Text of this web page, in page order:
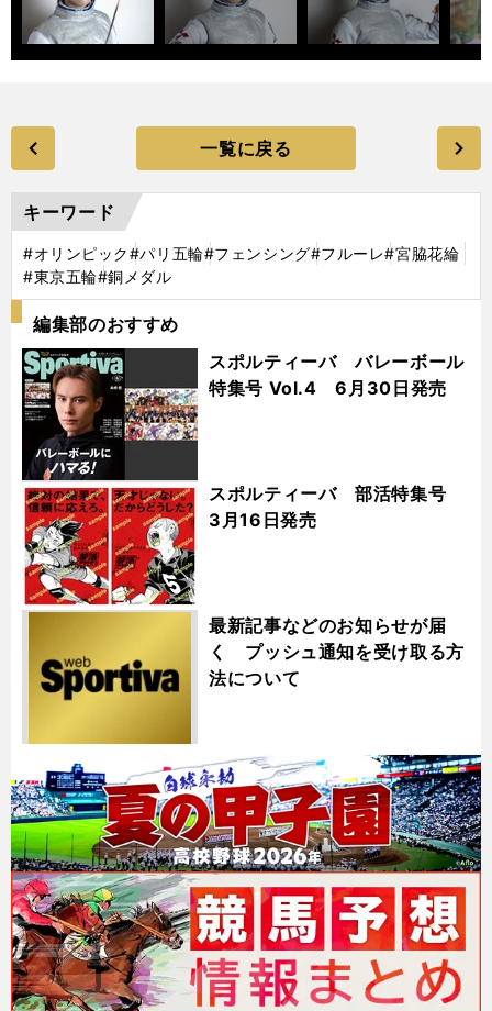
一覧に戻る
キーワード
#オリンピック#パリ五輪#フェンシング#フルーレ#宮脇花綸
#東京五輪#銅メダル
編集部のおすすめ
スポルティーバ バレーボール
特集号 Vol.4 6月30日発売
スポルティーバ 部活特集号
3月16日発売
最新記事などのお知らせが届
く プッシュ通知を受け取る方
法について